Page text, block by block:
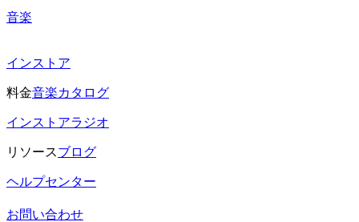
音楽
インストア
料金音楽カタログ
インストアラジオ
リソースブログ
ヘルプセンター
お問い合わせ